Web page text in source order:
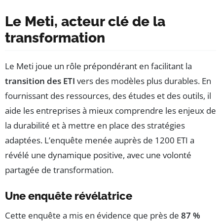
Le Meti, acteur clé de la
transformation
Le Meti joue un rôle prépondérant en facilitant la
transition des ETI vers des modèles plus durables. En
fournissant des ressources, des études et des outils, il
aide les entreprises à mieux comprendre les enjeux de
la durabilité et à mettre en place des stratégies
adaptées. L’enquête menée auprès de 1200 ETI a
révélé une dynamique positive, avec une volonté
partagée de transformation.
Une enquête révélatrice
Cette enquête a mis en évidence que près de 87 %